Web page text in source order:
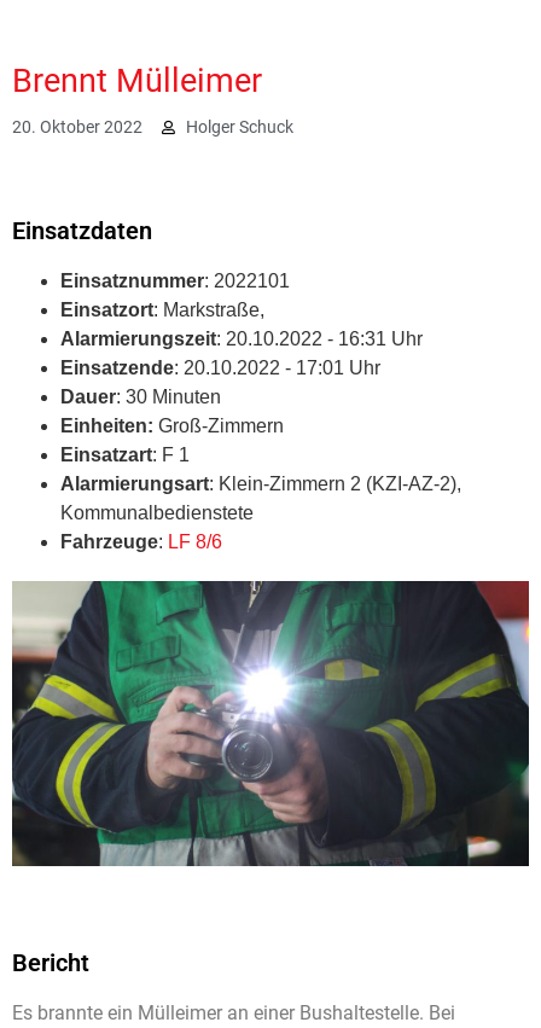
Brennt Mülleimer
20. Oktober 2022 Holger Schuck
Einsatzdaten
Einsatznummer: 2022101
Einsatzort: Markstraße,
Alarmierungszeit: 20.10.2022 - 16:31 Uhr
Einsatzende: 20.10.2022 - 17:01 Uhr
Dauer: 30 Minuten
Einheiten: Groß-Zimmern
Einsatzart: F 1
Alarmierungsart: Klein-Zimmern 2 (KZI-AZ-2),
Kommunalbedienstete
Fahrzeuge: LF 8/6
Bericht
Es brannte ein Mülleimer an einer Bushaltestelle. Bei